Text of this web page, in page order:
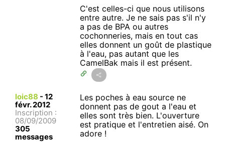
C'est celles-ci que nous utilisons
entre autre. Je ne sais pas s'il n'y
a pas de BPA ou autres
cochonneries, mais en tout cas
elles donnent un goût de plastique
à l'eau, pas autant que les
CamelBak mais il est présent.
loic88 - 12
févr. 2012
Inscription :
08/09/2009
305
messages
Les poches à eau source ne
donnent pas de gout a l'eau et
elles sont très bien. L'ouverture
est pratique et l'entretien aisé. On
adore !